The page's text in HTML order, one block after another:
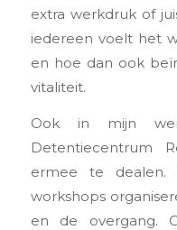
extra werkdruk of
iedereen voelt het
en hoe dan ook
vitaliteit.
Ook in mijn
Detentiecentrum
ermee te
workshops
en de overgang.